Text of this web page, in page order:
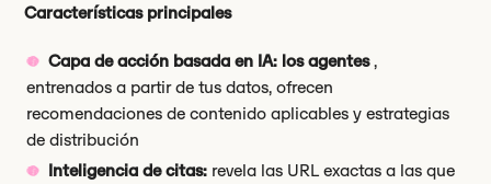
Características principales
Capa de acción basada en IA: los agentes,
entrenados a partir de tus datos, ofrecen
recomendaciones de contenido aplicables y estrategias
de distribución
Inteligencia de citas: revela las URL exactas a las que